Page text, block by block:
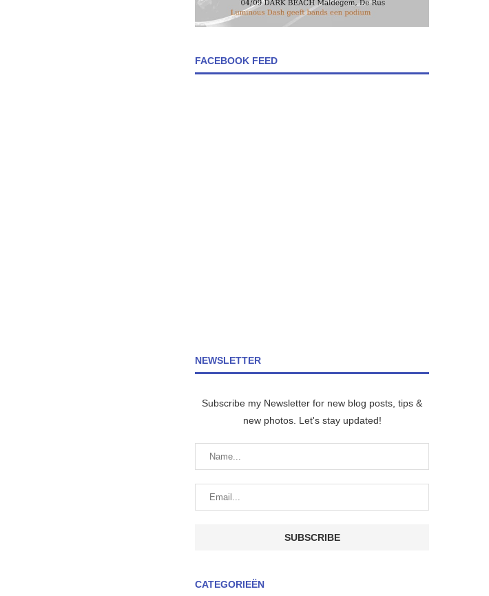
FACEBOOK FEED
NEWSLETTER
Subscribe my Newsletter for new blog posts, tips &
new photos. Let's stay updated!
CATEGORIEËN